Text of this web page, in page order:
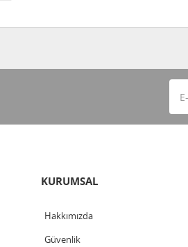
KURUMSAL
Hakkımızda
Güvenlik